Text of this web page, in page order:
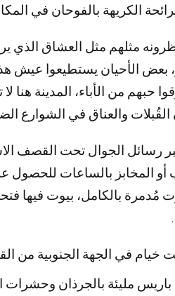
الكريهة بالفوحان في
مثلهم مثل العشاق
الأحيان يستطيعوا عيش
حبهم من الأباء، المدينة هنا
والعناق في الشوارع
رسائل الجوال تحت القصف
المخابز بالساعات للحصول
مُدمرة بالكامل، بيوت فيها
خيام في الجهة الجنوبية من
مليئة بالجرذان